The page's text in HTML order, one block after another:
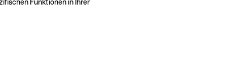
Funktionen in Ihrer